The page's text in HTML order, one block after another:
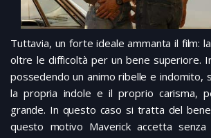
Tuttavia, un forte ideale ammanta il film:
oltre le difficoltà per un bene superiore.
possedendo un animo ribelle e indomito,
la propria indole e il proprio carisma,
grande. In questo caso si tratta del
questo motivo Maverick accetta senza